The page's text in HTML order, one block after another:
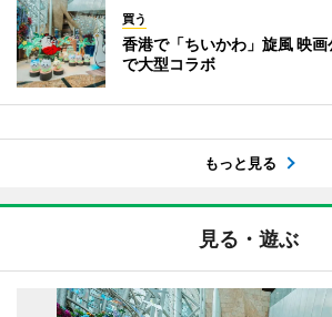
買う
香港で「ちいかわ」旋風 映
で大型コラボ
もっと見る
見る・遊ぶ